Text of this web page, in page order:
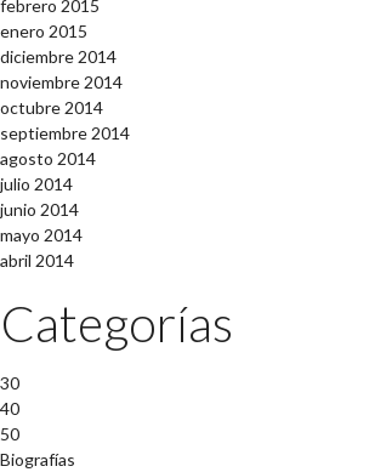
febrero 2015
enero 2015
diciembre 2014
noviembre 2014
octubre 2014
septiembre 2014
agosto 2014
julio 2014
junio 2014
mayo 2014
abril 2014
Categorías
30
40
50
Biografías